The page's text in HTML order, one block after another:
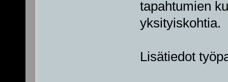
tapahtumien
yksityiskohtia.
Lisätiedot